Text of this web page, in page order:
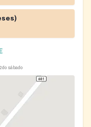
sábado